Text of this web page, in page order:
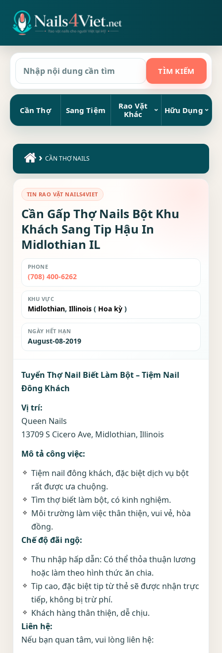
Cần Thợ Sang Tiệm
Rao Vặt
Khác
Hữu Dụng
› CẦN THỢ NAILS
TIN RAO VẶT NAILS4VIET
Cần Gấp Thợ Nails Bột Khu
Khách Sang Tip Hậu In
Midlothian IL
PHONE
(708) 400-6262
KHU VỰC
Midlothian, Illinois ( Hoa kỳ )
NGÀY HẾT HẠN
August-08-2019
Tuyển Thợ Nail Biết Làm Bột – Tiệm Nail
Đông Khách
Vị trí:
Queen Nails
13709 S Cicero Ave, Midlothian, Illinois
Mô tả công việc:
Tiệm nail đông khách, đặc biệt dịch vụ bột
rất được ưa chuộng.
Tìm thợ biết làm bột, có kinh nghiệm.
Môi trường làm việc thân thiện, vui vẻ, hòa
đồng.
Chế độ đãi ngộ:
Thu nhập hấp dẫn: Có thể thỏa thuận lương
hoặc làm theo hình thức ăn chia.
Tip cao, đặc biệt tip từ thẻ sẽ được nhận trực
tiếp, không bị trừ phí.
Khách hàng thân thiện, dễ chịu.
Liên hệ:
Nếu bạn quan tâm, vui lòng liên hệ: